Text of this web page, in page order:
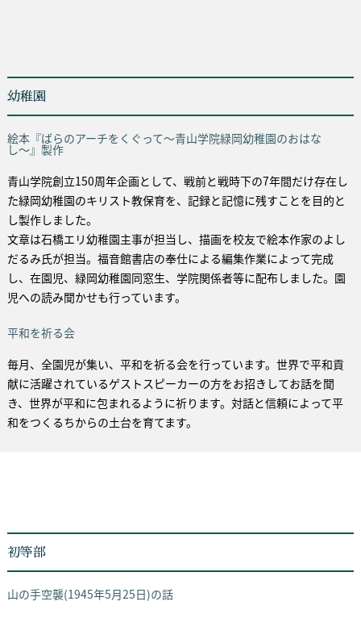
幼稚園
絵本『ばらのアーチをくぐって〜青山学院緑岡幼稚園のおはな
し〜』製作
青山学院創立150周年企画として、戦前と戦時下の7年間だけ存在し
た緑岡幼稚園のキリスト教保育を、記録と記憶に残すことを目的と
し製作しました。
文章は石橋エリ幼稚園主事が担当し、描画を校友で絵本作家のよし
だるみ氏が担当。福音館書店の奉仕による編集作業によって完成
し、在園児、緑岡幼稚園同窓生、学院関係者等に配布しました。園
児への読み聞かせも行っています。
平和を祈る会
毎月、全園児が集い、平和を祈る会を行っています。世界で平和貢
献に活躍されているゲストスピーカーの方をお招きしてお話を聞
き、世界が平和に包まれるように祈ります。対話と信頼によって平
和をつくるちからの土台を育てます。
初等部
山の手空襲(1945年5月25日)の話